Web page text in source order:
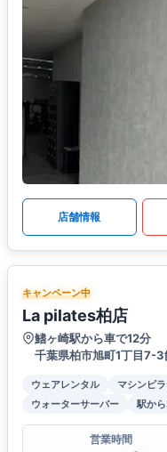
店舗情報
キャンペーン中
La pilates柏店
鰭ヶ崎駅から車で12分
千葉県柏市旭町1丁目7-
ウェアレンタル マシンピ
ウォーターサーバー
駅か
営業時間